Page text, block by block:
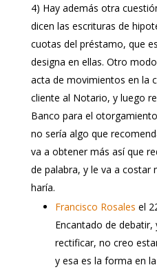
4) Hay además otra
dicen las escrituras de
cuotas del préstamo, que
designa en ellas. Otro
acta de movimientos en la
cliente al Notario, y luego
Banco para el
no sería algo que
va a obtener más así que
de palabra, y le va a costar
haría.
Francisco Rosales el
Encantado de debatir,
rectificar, no creo
y esa es la forma en